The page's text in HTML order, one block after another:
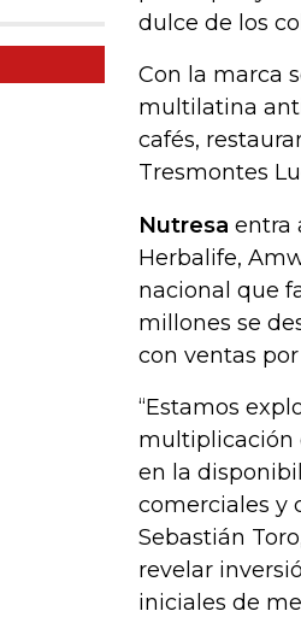
dulce de los
Con la marca
multilatina
cafés,
Tresmontes
Nutresa entra
Herbalife,
nacional que
millones se
con ventas
“Estamos
multiplicación
en la
comerciales y
Sebastián
revelar
iniciales de